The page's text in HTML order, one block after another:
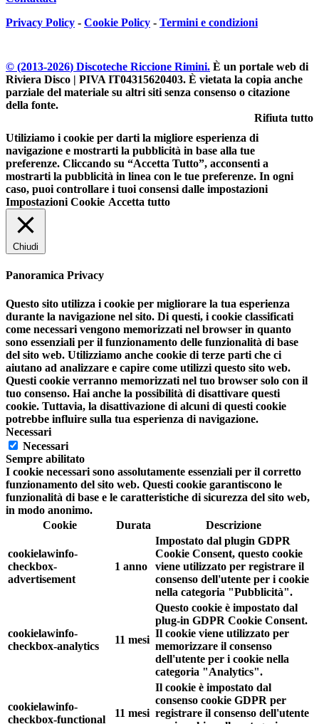
Privacy Policy - Cookie Policy - Termini e condizioni
© (2013-2026) Discoteche Riccione Rimini. È un portale web di
Riviera Disco | PIVA IT04315620403. È vietata la copia anche
parziale del materiale su altri siti senza consenso o citazione
della fonte.
Rifiuta tutto
Utiliziamo i cookie per darti la migliore esperienza di
navigazione e mostrarti la pubblicità in base alla tue
preferenze. Cliccando su “Accetta Tutto”, acconsenti a
mostrarti la pubblicità in linea con le tue preferenze. In ogni
caso, puoi controllare i tuoi consensi dalle impostazioni
Impostazioni Cookie Accetta tutto
Chiudi
Panoramica Privacy
Questo sito utilizza i cookie per migliorare la tua esperienza
durante la navigazione nel sito. Di questi, i cookie classificati
come necessari vengono memorizzati nel browser in quanto
sono essenziali per il funzionamento delle funzionalità di base
del sito web. Utilizziamo anche cookie di terze parti che ci
aiutano ad analizzare e capire come utilizzi questo sito web.
Questi cookie verranno memorizzati nel tuo browser solo con il
tuo consenso. Hai anche la possibilità di disattivare questi
cookie. Tuttavia, la disattivazione di alcuni di questi cookie
potrebbe influire sulla tua esperienza di navigazione.
Necessari
Necessari
Sempre abilitato
I cookie necessari sono assolutamente essenziali per il corretto
funzionamento del sito web. Questi cookie garantiscono le
funzionalità di base e le caratteristiche di sicurezza del sito web,
in modo anonimo.
Cookie
Durata Descrizione
cookielawinfo-
checkbox-
advertisement
1 anno
Impostato dal plugin GDPR
Cookie Consent, questo cookie
viene utilizzato per registrare il
consenso dell'utente per i cookie
nella categoria "Pubblicità".
cookielawinfo-
checkbox-analytics
11 mesi
Questo cookie è impostato dal
plug-in GDPR Cookie Consent.
Il cookie viene utilizzato per
memorizzare il consenso
dell'utente per i cookie nella
categoria "Analytics".
cookielawinfo-
checkbox-functional
11 mesi
Il cookie è impostato dal
consenso cookie GDPR per
registrare il consenso dell'utente